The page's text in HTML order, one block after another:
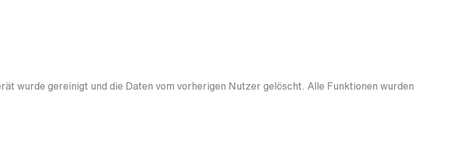
wurde gereinigt und die Daten vom vorherigen Nutzer gelöscht. Alle Funktionen wurden